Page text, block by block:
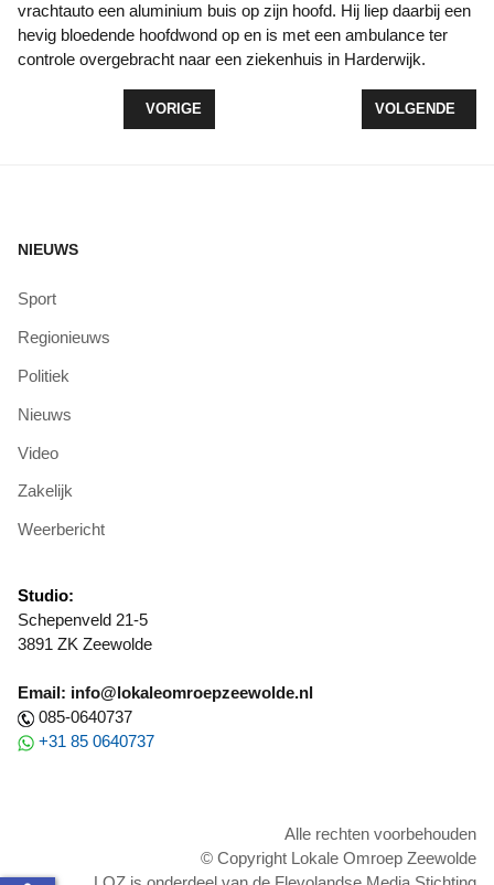
vrachtauto een aluminium buis op zijn hoofd. Hij liep daarbij een
hevig bloedende hoofdwond op en is met een ambulance ter
controle overgebracht naar een ziekenhuis in Harderwijk.
VORIG ARTIKEL: AUTOBRAND
VORIGE VOLGENDE
VOLGENDE
NIEUWS
Sport
Regionieuws
Politiek
Nieuws
Video
Zakelijk
Weerbericht
Studio:
Schepenveld 21-5
3891 ZK Zeewolde
Email: info@lokaleomroepzeewolde.nl
085-0640737
+31 85 0640737
Alle rechten voorbehouden
© Copyright Lokale Omroep Zeewolde